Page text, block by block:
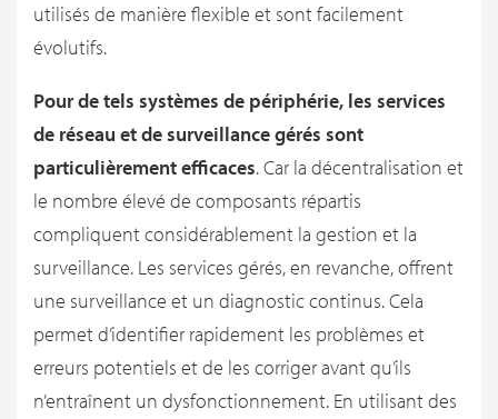
utilisés de manière flexible et sont facilement
évolutifs.
Pour de tels systèmes de périphérie, les services
de réseau et de surveillance gérés sont
particulièrement efficaces. Car la décentralisation et
le nombre élevé de composants répartis
compliquent considérablement la gestion et la
surveillance. Les services gérés, en revanche, offrent
une surveillance et un diagnostic continus. Cela
permet d’identifier rapidement les problèmes et
erreurs potentiels et de les corriger avant qu’ils
n’entraînent un dysfonctionnement. En utilisant des